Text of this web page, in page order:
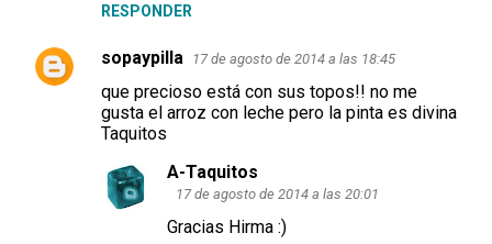
RESPONDER
sopaypilla 17 de agosto de 2014 a las 18:45
que precioso está con sus topos!! no me
gusta el arroz con leche pero la pinta es divina
Taquitos
A-Taquitos
17 de agosto de 2014 a las 20:01
Gracias Hirma :)